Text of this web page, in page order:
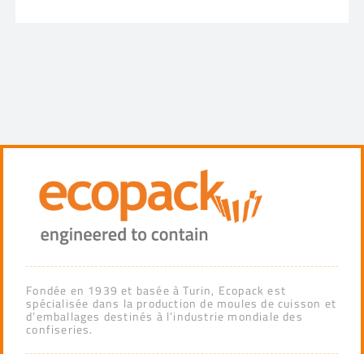
Fondée en 1939 et basée à Turin, Ecopack est
spécialisée dans la production de moules de cuisson et
d’emballages destinés à l’industrie mondiale des
confiseries.